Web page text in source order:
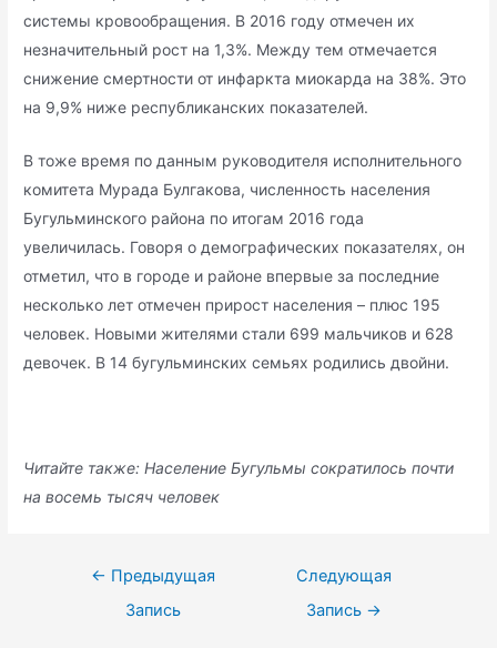
системы кровообращения. В 2016 году отмечен их
незначительный рост на 1,3%. Между тем отмечается
снижение смертности от инфаркта миокарда на 38%. Это
на 9,9% ниже республиканских показателей.
В тоже время по данным руководителя исполнительного
комитета Мурада Булгакова, численность населения
Бугульминского района по итогам 2016 года
увеличилась. Говоря о демографических показателях, он
отметил, что в городе и районе впервые за последние
несколько лет отмечен прирост населения – плюс 195
человек. Новыми жителями стали 699 мальчиков и 628
девочек. В 14 бугульминских семьях родились двойни.
Читайте также: Население Бугульмы сократилось почти
на восемь тысяч человек
Навигация
← Предыдущая
Запись
Следующая
Запись →